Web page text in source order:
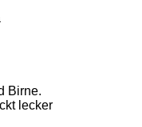
Birne.
lecker